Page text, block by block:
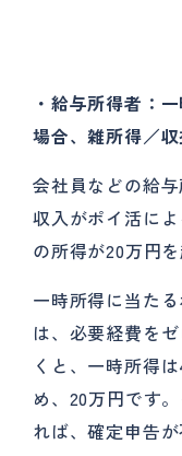
・給与所得者：
場合、雑所得／
会社員などの給
収入がポイ活に
の所得が20万円
一時所得に当た
は、必要経費を
くと、一時所得
め、20万円です
れば、確定申告が